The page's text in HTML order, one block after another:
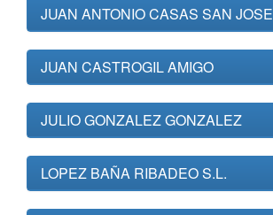
JUAN ANTONIO CASAS SAN JOSE
JUAN CASTROGIL AMIGO
JULIO GONZALEZ GONZALEZ
LOPEZ BAÑA RIBADEO S.L.